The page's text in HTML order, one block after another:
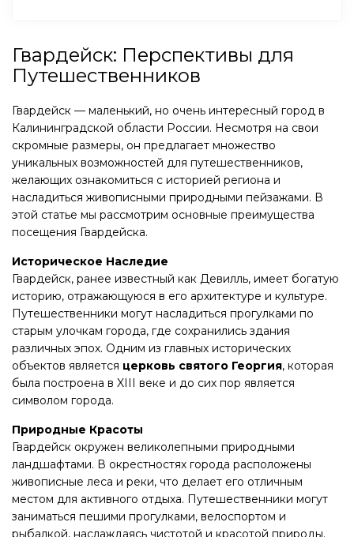
Гвардейск: Перспективы для
Путешественников
Гвардейск — маленький, но очень интересный город в
Калининградской области России. Несмотря на свои
скромные размеры, он предлагает множество
уникальных возможностей для путешественников,
желающих ознакомиться с историей региона и
насладиться живописными природными пейзажами. В
этой статье мы рассмотрим основные преимущества
посещения Гвардейска.
Историческое Наследие
Гвардейск, ранее известный как Девилль, имеет богатую
историю, отражающуюся в его архитектуре и культуре.
Путешественники могут насладиться прогулками по
старым улочкам города, где сохранились здания
различных эпох. Одним из главных исторических
объектов является церковь святого Георгия, которая
была построена в XIII веке и до сих пор является
символом города.
Природные Красоты
Гвардейск окружен великолепными природными
ландшафтами. В окрестностях города расположены
живописные леса и реки, что делает его отличным
местом для активного отдыха. Путешественники могут
заниматься пешими прогулками, велоспортом и
рыбалкой, наслаждаясь чистотой и красотой природы.